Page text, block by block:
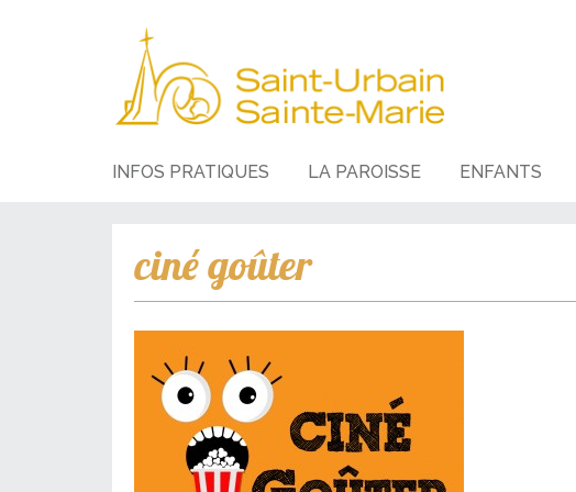
INFOS PRATIQUES LA PAROISSE ENFANTS
ciné goûter